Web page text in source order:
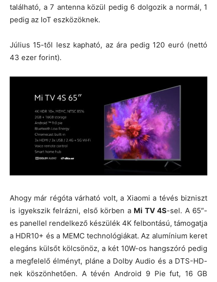
található, a 7 antenna közül pedig 6 dolgozik a normál, 1
pedig az IoT eszközöknek.
Július 15-től lesz kapható, az ára pedig 120 euró (nettó
43 ezer forint).
Ahogy már régóta várható volt, a Xiaomi a tévés bizniszt
is igyekszik felrázni, első körben a Mi TV 4S-sel. A 65″-
es panellel rendelkező készülék 4K felbontású, támogatja
a HDR10+ és a MEMC technológiákat. Az alumínium keret
elegáns külsőt kölcsönöz, a két 10W-os hangszóró pedig
a megfelelő élményt, pláne a Dolby Audio és a DTS-HD-
nek köszönhetően. A tévén Android 9 Pie fut, 16 GB